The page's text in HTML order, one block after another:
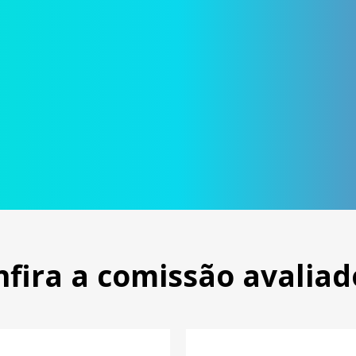
a comissão